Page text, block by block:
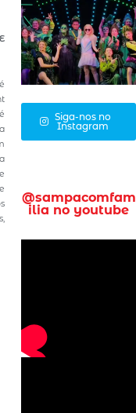
Siga-nos no
Instagram
@sampacomfam
ilia no youtube